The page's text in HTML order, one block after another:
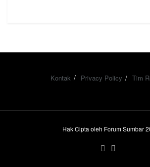
Kontak Privacy Policy Tim
Hak Cipta oleh Forum Sumbar